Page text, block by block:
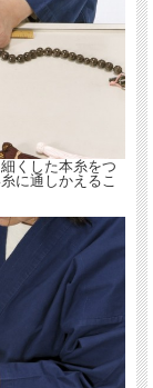
くした本糸をつ
に通しかえるこ